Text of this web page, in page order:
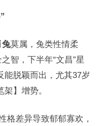
兔莫属，兔类性情柔
智，下半年“文昌”星
能脱颖而出，尤其37岁
】增势。
格差异导致郁郁寡欢，